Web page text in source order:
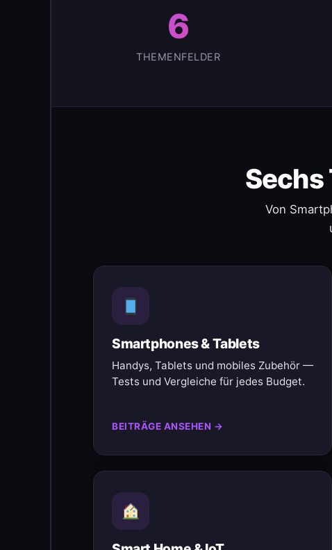
6
THEMENFELDER
Von
Smartphones & Tablets
Handys, Tablets und mobiles Zubehör —
Tests und Vergleiche für jedes Budget.
BEITRÄGE ANSEHEN →